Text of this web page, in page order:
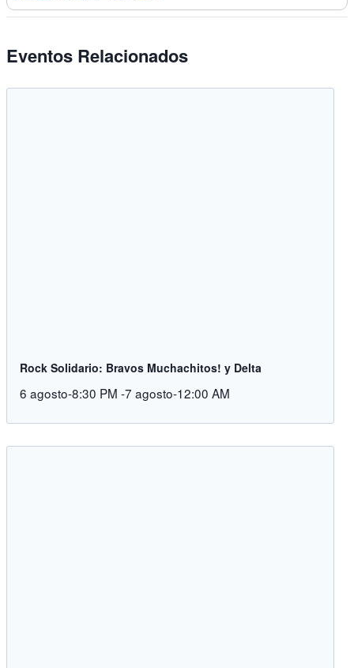
Eventos Relacionados
Rock Solidario: Bravos Muchachitos! y Delta
6 agosto-8:30 PM -7 agosto-12:00 AM